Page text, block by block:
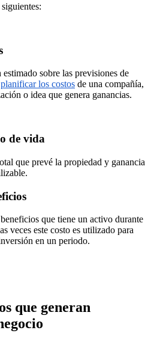
sobre las previsiones de
planificar los costos de una compañía,
o idea que genera ganancias.
de vida
que prevé la propiedad y ganancia
que tiene un activo durante
veces este costo es utilizado para
en un periodo.
que generan